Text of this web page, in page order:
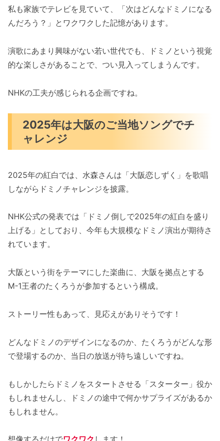
私も家族でテレビを見ていて、「次はどんなドミノになる
んだろう？」とワクワクした記憶があります。
演歌にあまり興味がない若い世代でも、ドミノという視覚
的な楽しさがあることで、つい見入ってしまうんです。
NHKの工夫が感じられる企画ですね。
2025年は大阪のご当地ソングでチ
ャレンジ
2025年の紅白では、水森さんは「大阪恋しずく」を歌唱
しながらドミノチャレンジを披露。
NHK公式の発表では「ドミノ倒しで2025年の紅白を盛り
上げる」としており、今年も大規模なドミノ演出が期待さ
れています。
大阪という街をテーマにした楽曲に、大阪を拠点とする
M-1王者のたくろうが参加するという構成。
ストーリー性もあって、見応えがありそうです！
どんなドミノのデザインになるのか、たくろうがどんな形
で登場するのか、当日の放送が待ち遠しいですね。
もしかしたらドミノをスタートさせる「スターター」役か
もしれませんし、ドミノの途中で何かサプライズがあるか
もしれません。